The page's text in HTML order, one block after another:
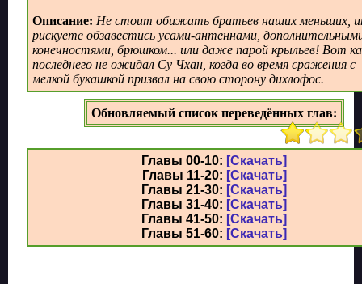
Описание: Не стоит обижать братьев наших меньших,
рискуете обзавестись усами-антеннами,
конечностями, брюшком... или даже парой крыльев! Вот
последнего не ожидал Су Чхан, когда во время сражения с
мелкой букашкой призвал на свою сторону дихлофос.
Обновляемый список переведённых глав:
Главы 00-10: [Скачать]
Главы 11-20: [Скачать]
Главы 21-30: [Скачать]
Главы 31-40: [Скачать]
Главы 41-50: [Скачать]
Главы 51-60: [Скачать]